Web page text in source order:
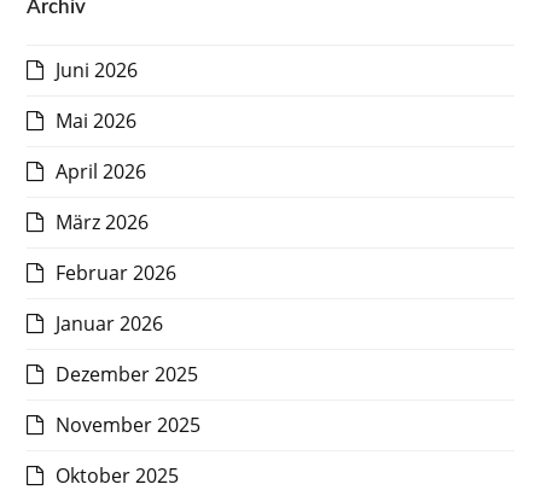
Archiv
Juni 2026
Mai 2026
April 2026
März 2026
Februar 2026
Januar 2026
Dezember 2025
November 2025
Oktober 2025